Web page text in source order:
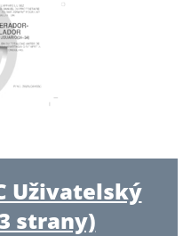
Uživatelský
strany)